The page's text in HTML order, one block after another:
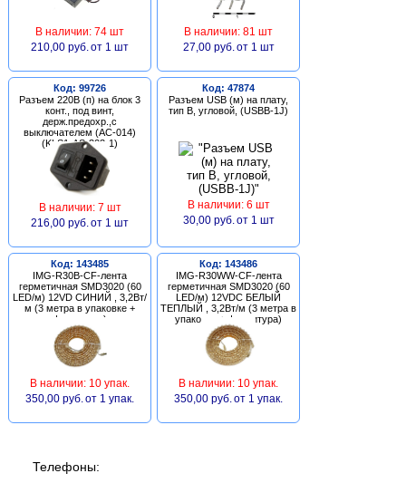
В наличии: 74 шт
210,00 руб. от 1 шт
В наличии: 81 шт
27,00 руб. от 1 шт
Код: 99726
Разъем 220В (п) на блок 3
конт., под винт,
держ.предохр.,с
выключателем (AC-014)
(KLS1-AS-303-1)
В наличии: 7 шт
216,00 руб. от 1 шт
Код: 47874
Разъем USB (м) на плату,
тип В, угловой, (USBB-1J)
В наличии: 6 шт
30,00 руб. от 1 шт
Код: 143485
IMG-R30B-CF-лента
герметичная SMD3020 (60
LED/м) 12VD СИНИЙ , 3,2Вт/
м (3 метра в упаковке +
фурнитура)
В наличии: 10 упак.
350,00 руб. от 1 упак.
Код: 143486
IMG-R30WW-CF-лента
герметичная SMD3020 (60
LED/м) 12VDC БЕЛЫЙ
ТЕПЛЫЙ , 3,2Вт/м (3 метра в
упаковке + фурнитура)
В наличии: 10 упак.
350,00 руб. от 1 упак.
Телефоны: